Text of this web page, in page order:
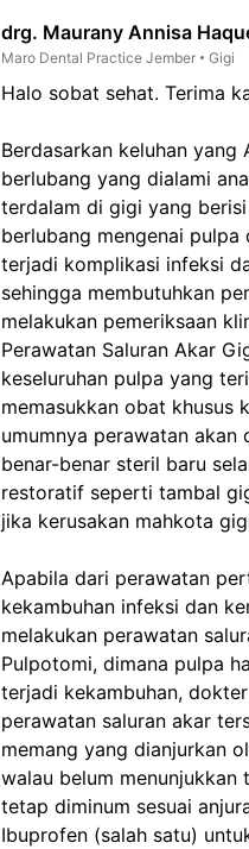
drg. Maurany Annisa
Maro Dental Practice Jember
Gigi
Halo sobat sehat. Terima
Berdasarkan keluhan
berlubang yang dialami
terdalam di gigi yang
berlubang mengenai
terjadi komplikasi infeksi
sehingga membutuhkan
melakukan pemeriksaan
Perawatan Saluran Akar
keseluruhan pulpa yang
memasukkan obat khusus
umumnya perawatan
benar-benar steril baru
restoratif seperti tambal
jika kerusakan mahkota
Apabila dari perawatan
kekambuhan infeksi dan
melakukan perawatan
Pulpotomi, dimana pulpa
terjadi kekambuhan,
perawatan saluran akar
memang yang dianjurkan
walau belum
tetap diminum sesuai
Ibuprofen (salah satu)